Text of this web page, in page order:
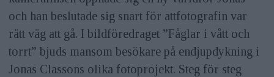
och han beslutade sig snart för attfotografin var
rätt väg att gå. I bildföredraget ”Fåglar i vått och
torrt” bjuds mansom besökare på endjupdykning i
Jonas Classons olika fotoprojekt. Steg för steg